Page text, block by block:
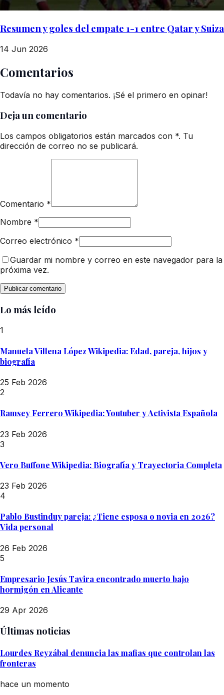
Resumen y goles del empate 1-1 entre Qatar y Suiza
14 Jun 2026
Comentarios
Todavía no hay comentarios. ¡Sé el primero en opinar!
Deja un comentario
Los campos obligatorios están marcados con *. Tu
dirección de correo no se publicará.
Comentario *
Nombre *
Correo electrónico *
Guardar mi nombre y correo en este navegador para la
próxima vez.
Lo más leído
1
Manuela Villena López Wikipedia: Edad, pareja, hijos y
biografía
25 Feb 2026
2
Ramsey Ferrero Wikipedia: Youtuber y Activista Española
23 Feb 2026
3
Vero Buffone Wikipedia: Biografía y Trayectoria Completa
23 Feb 2026
4
Pablo Bustinduy pareja: ¿Tiene esposa o novia en 2026?
Vida personal
26 Feb 2026
5
Empresario Jesús Tavira encontrado muerto bajo
hormigón en Alicante
29 Apr 2026
Últimas noticias
Lourdes Reyzábal denuncia las mafias que controlan las
fronteras
hace un momento